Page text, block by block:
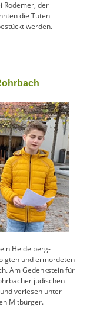
Rodemer, der
die Tüten
werden.
Heidelberg-
und ermordeten
Am Gedenkstein für
jüdischen
verlesen unter
Mitbürger.